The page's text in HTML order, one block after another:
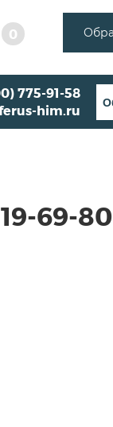
0
775-91-58
him.ru
69-80